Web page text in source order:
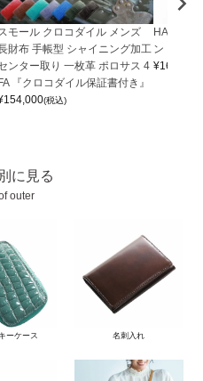
スモール クロコダイル メンズ
財布 手帳型 シャイニング加工
ンター取り 一枚革 ポロサス 4
『クロコダイル保証書付き』
154,000(税込)
HALEINE
ンドファ
¥16,500
に見る
outer
ーケース 名刺入れ